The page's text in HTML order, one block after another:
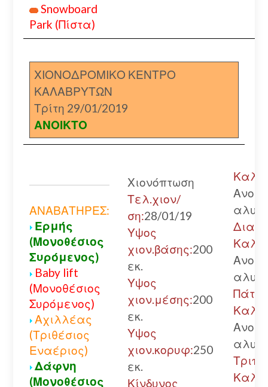
Snowboard
Park (Πίστα)
ΧΙΟΝΟΔΡΟΜΙΚΟ ΚΕΝΤΡΟ
ΚΑΛΑΒΡΥΤΩΝ
Τρίτη 29/01/2019
ΑΝΟΙΚΤΟ
ΑΝΑΒΑΤΗΡΕΣ:
Ερμής
(Μονοθέσιος
Συρόμενος)
Baby lift
(Μονοθέσιος
Συρόμενος)
Αχιλλέας
(Τριθέσιος
Εναέριος)
Δάφνη
(Μονοθέσιος
Χιονόπτωση
Τελ.χιον/
ση:28/01/19
Υψος
χιον.βάσης:200
εκ.
Υψος
χιον.μέσης:200
εκ.
Υψος
χιον.κορυφ:250
εκ.
Κίνδυνος